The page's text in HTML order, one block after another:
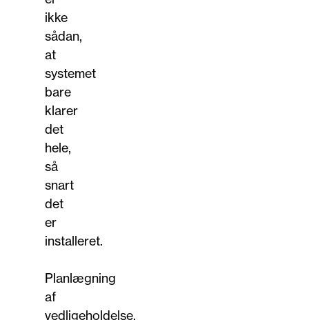
ikke
sådan,
at
systemet
bare
klarer
det
hele,
så
snart
det
er
installeret.
Planlægning
af
vedligeholdelse,